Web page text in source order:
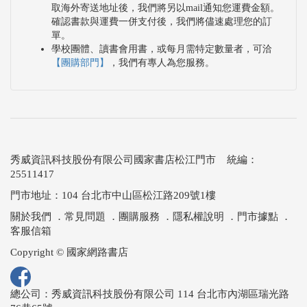
取海外寄送地址後，我們將另以mail通知您運費金額。
確認書款與運費一併支付後，我們將儘速處理您的訂
單。
學校團體、讀書會用書，或每月需特定數量者，可洽
【團購部門】
，我們有專人為您服務。
秀威資訊科技股份有限公司國家書店松江門市 統編：
25511417
門市地址：104 台北市中山區松江路209號1樓
關於我們
． 常見問題 ． 團購服務 ． 隱私權說明 ． 門市據點 ．
客服信箱
Copyright © 國家網路書店
總公司：秀威資訊科技股份有限公司 114 台北市內湖區瑞光路